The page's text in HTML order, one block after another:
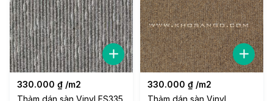
330.000 ₫ /m2
Thảm dán sàn Vinyl FS335
330.000 ₫ /m2
Thảm dán sàn Vinyl